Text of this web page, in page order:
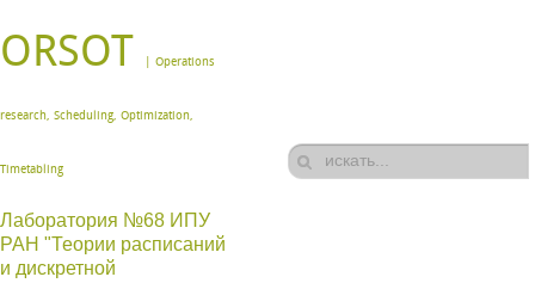
ORSOT | Operations
research, Scheduling, Optimization,
Timetabling
Лаборатория №68 ИПУ
РАН "Теории расписаний
и дискретной